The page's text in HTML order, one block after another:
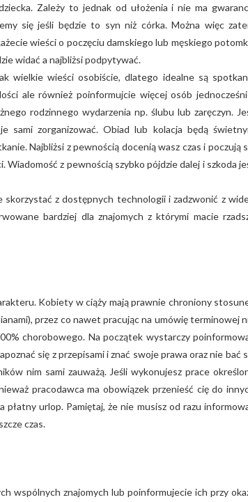
Zależy to jednak od ułożenia i nie ma
się jeśli będzie to syn niż córka. Można więc
wieści o poczęciu damskiego lub męskiego
widać a najbliżsi podpytywać.
wielkie wieści osobiście, dlatego idealne są
ale również poinformujcie więcej osób
rodzinnego wydarzenia np. ślubu lub zaręczyn.
sami zorganizować. Obiad lub kolacja będą
Najbliżsi z pewnością docenią wasz czas i poczują
Wiadomość z pewnością szybko pójdzie dalej i szkoda
skorzystać z dostępnych technologii i zadzwonić z
bardziej dla znajomych z którymi macie
Kobiety w ciąży mają prawnie chroniony
przez co nawet pracując na umówię terminowej
chorobowego. Na początek wystarczy
się z przepisami i znać swoje prawa oraz nie bać
nim sami zauważą. Jeśli wykonujesz prace
pracodawca ma obowiązek przenieść cię do
urlop. Pamiętaj, że nie musisz od razu
czas.
wspólnych znajomych lub poinformujecie ich przy